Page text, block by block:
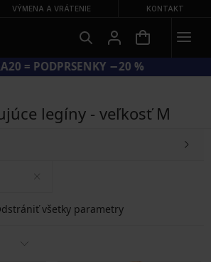
VÝMENA A VRÁTENIE KONTAKT
= PODPRSENKY −20 %
legíny - veľkosť M
všetky parametry